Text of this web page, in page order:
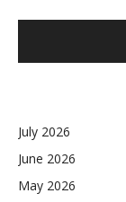
July 2026
June 2026
May 2026